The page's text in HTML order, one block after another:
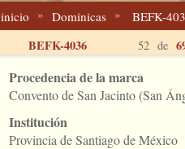
inicio » Dominicas » BEFK-
BEFK-4036 52 de
Procedencia de la marca
Convento de San Jacinto (San
Institución
Provincia de Santiago de México